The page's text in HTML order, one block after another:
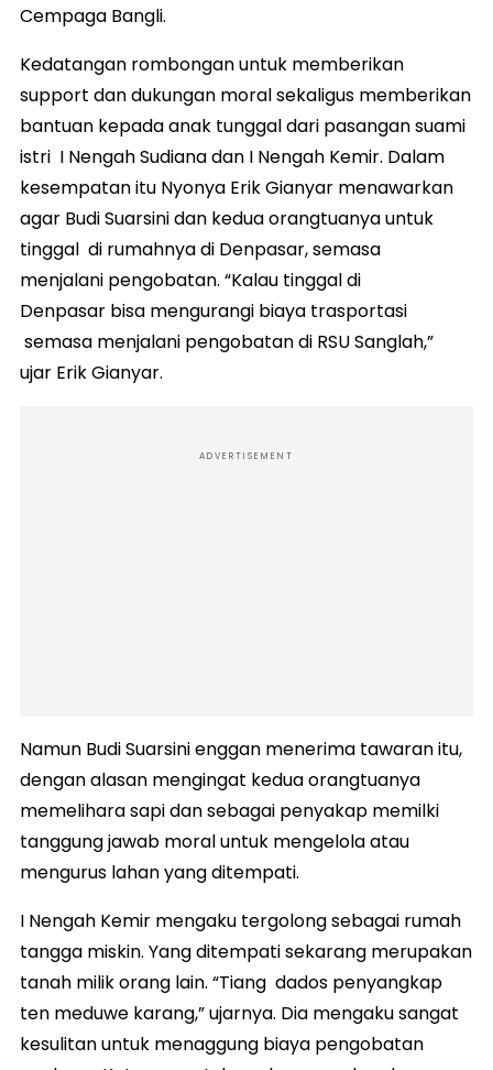
Cempaga Bangli.
Kedatangan rombongan untuk memberikan
support dan dukungan moral sekaligus memberikan
bantuan kepada anak tunggal dari pasangan suami
istri I Nengah Sudiana dan I Nengah Kemir. Dalam
kesempatan itu Nyonya Erik Gianyar menawarkan
agar Budi Suarsini dan kedua orangtuanya untuk
tinggal di rumahnya di Denpasar, semasa
menjalani pengobatan. “Kalau tinggal di
Denpasar bisa mengurangi biaya trasportasi
semasa menjalani pengobatan di RSU Sanglah,”
ujar Erik Gianyar.
ADVERTISEMENT
Namun Budi Suarsini enggan menerima tawaran itu,
dengan alasan mengingat kedua orangtuanya
memelihara sapi dan sebagai penyakap memilki
tanggung jawab moral untuk mengelola atau
mengurus lahan yang ditempati.
I Nengah Kemir mengaku tergolong sebagai rumah
tangga miskin. Yang ditempati sekarang merupakan
tanah milik orang lain. “Tiang dados penyangkap
ten meduwe karang,” ujarnya. Dia mengaku sangat
kesulitan untuk menaggung biaya pengobatan